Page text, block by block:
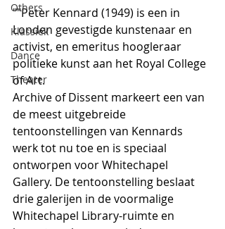
Others
Klassiek
Dance
Theater
""Peter Kennard (1949) is een in
Londen gevestigde kunstenaar en
activist, en emeritus hoogleraar
politieke kunst aan het Royal College
of Art.
Archive of Dissent markeert een van
de meest uitgebreide
tentoonstellingen van Kennards
werk tot nu toe en is speciaal
ontworpen voor Whitechapel
Gallery. De tentoonstelling beslaat
drie galerijen in de voormalige
Whitechapel Library-ruimte en